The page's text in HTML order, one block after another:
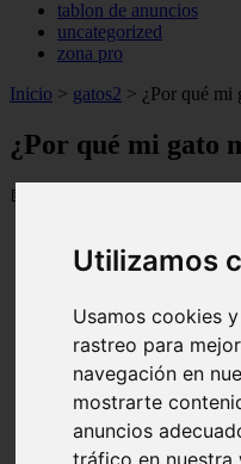
Utilizamos
Usamos cookies
rastreo para
navegación en
mostrarte
anuncios
tablon de anuncios
uncategorized
zona pro
Inicio > gatos2 > ¿Por qué mi
¿Por qué mi gato
📅 31/05/2025